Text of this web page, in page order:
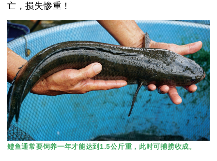
亡，损失惨重！
鳢鱼通常要饲养一年才能达到1.5公斤重，此时可捕捞收成。